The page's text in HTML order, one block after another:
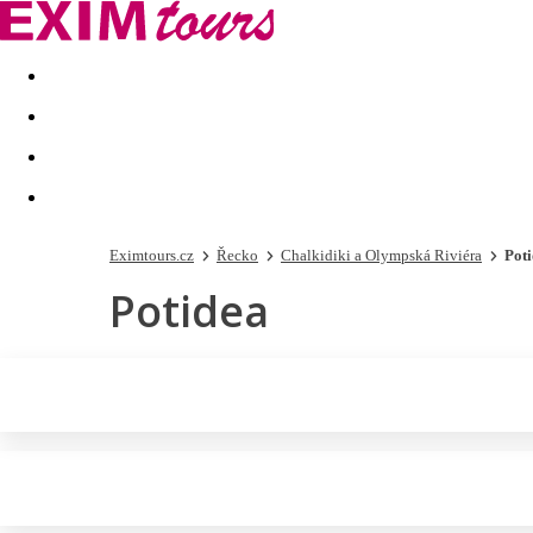
Akční nabídky Last minute
Eximtours.cz Řecko Chalkidiki a Olympská Riviéra
Potidea